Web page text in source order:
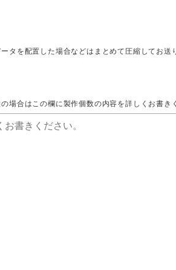
タを配置した場合などはまとめて圧縮してお送
場合はこの欄に製作個数の内容を詳しくお書き